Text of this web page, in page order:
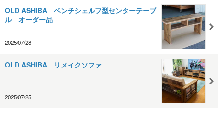
OLD ASHIBA ベンチシェルフ型センターテーブ
ル オーダー品
2025/07/28
OLD ASHIBA リメイクソファ
2025/07/25